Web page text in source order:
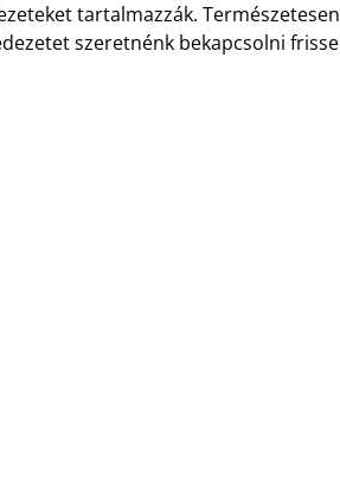
tartalmazzák.
szeretnénk bekapcsolni